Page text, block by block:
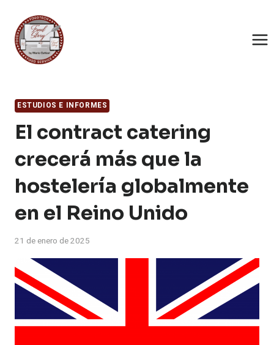
contenido
ESTUDIOS E INFORMES
El contract catering
crecerá más que la
hostelería globalmente
en el Reino Unido
21 de enero de 2025